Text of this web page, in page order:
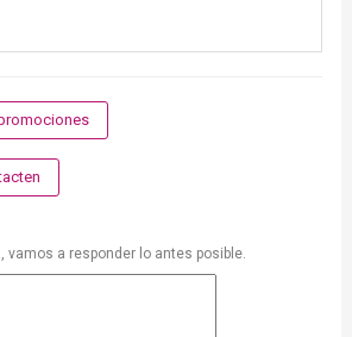
vamos a responder lo antes posible.